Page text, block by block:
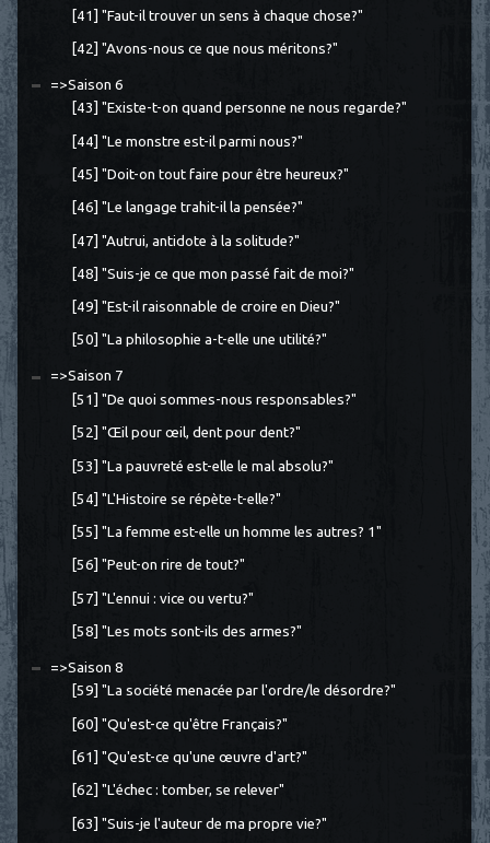
[41] "Faut-il trouver un sens à chaque chose?"
[42] "Avons-nous ce que nous méritons?"
=>Saison 6
[43] "Existe-t-on quand personne ne nous regarde?"
[44] "Le monstre est-il parmi nous?"
[45] "Doit-on tout faire pour être heureux?"
[46] "Le langage trahit-il la pensée?"
[47] "Autrui, antidote à la solitude?"
[48] "Suis-je ce que mon passé fait de moi?"
[49] "Est-il raisonnable de croire en Dieu?"
[50] "La philosophie a-t-elle une utilité?"
=>Saison 7
[51] "De quoi sommes-nous responsables?"
[52] "Œil pour œil, dent pour dent?"
[53] "La pauvreté est-elle le mal absolu?"
[54] "L'Histoire se répète-t-elle?"
[55] "La femme est-elle un homme les autres? 1"
[56] "Peut-on rire de tout?"
[57] "L'ennui : vice ou vertu?"
[58] "Les mots sont-ils des armes?"
=>Saison 8
[59] "La société menacée par l'ordre/le désordre?"
[60] "Qu'est-ce qu'être Français?"
[61] "Qu'est-ce qu'une œuvre d'art?"
[62] "L'échec : tomber, se relever"
[63] "Suis-je l'auteur de ma propre vie?"